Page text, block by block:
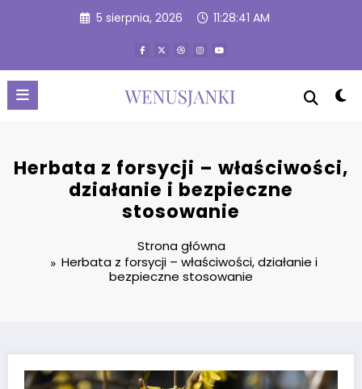
5 sierpnia, 2026 11:28:42 AM
Herbata z forsycji – właściwości,
działanie i bezpieczne
stosowanie
Strona główna
Herbata z forsycji – właściwości, działanie i
bezpieczne stosowanie